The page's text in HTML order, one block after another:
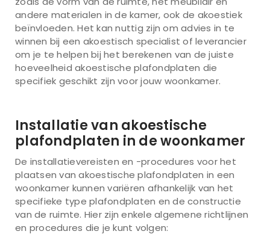
andere materialen in de kamer, ook de akoestiek
beïnvloeden. Het kan nuttig zijn om advies in te
winnen bij een akoestisch specialist of leverancier
om je te helpen bij het berekenen van de juiste
hoeveelheid akoestische plafondplaten die
specifiek geschikt zijn voor jouw woonkamer.
Installatie van akoestische
plafondplaten in de woonkamer
De installatievereisten en -procedures voor het
plaatsen van akoestische plafondplaten in een
woonkamer kunnen variëren afhankelijk van het
specifieke type plafondplaten en de constructie
van de ruimte. Hier zijn enkele algemene richtlijnen
en procedures die je kunt volgen: